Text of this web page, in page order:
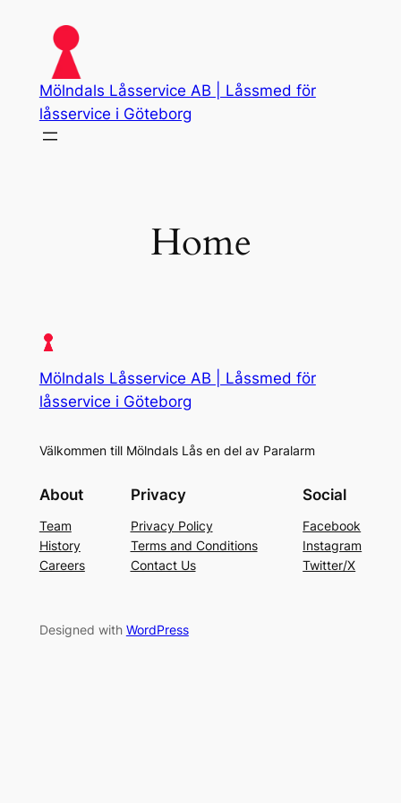
content
Mölndals Låsservice AB | Låssmed för
låsservice i Göteborg
Home
Mölndals Låsservice AB | Låssmed för
låsservice i Göteborg
Välkommen till Mölndals Lås en del av Paralarm
About
Team
History
Careers
Privacy
Privacy Policy
Terms and Conditions
Contact Us
Social
Facebook
Instagram
Twitter/X
Designed with WordPress